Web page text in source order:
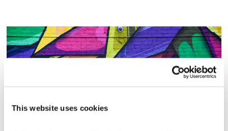
This website uses cookies